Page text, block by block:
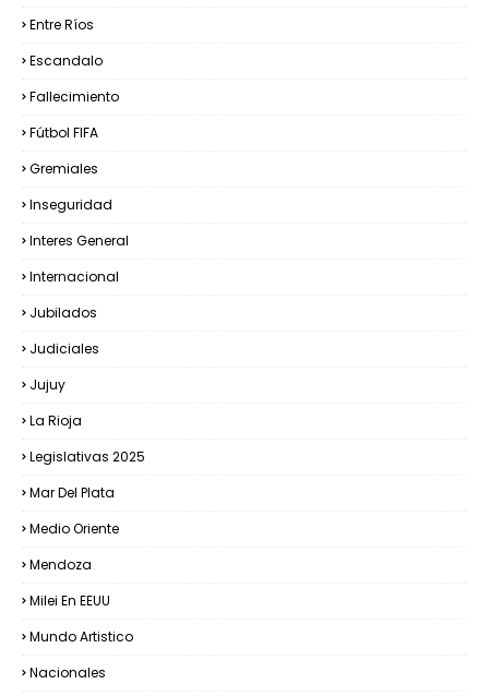
Entre Ríos
Escandalo
Fallecimiento
Fútbol FIFA
Gremiales
Inseguridad
Interes General
Internacional
Jubilados
Judiciales
Jujuy
La Rioja
Legislativas 2025
Mar Del Plata
Medio Oriente
Mendoza
Milei En EEUU
Mundo Artistico
Nacionales